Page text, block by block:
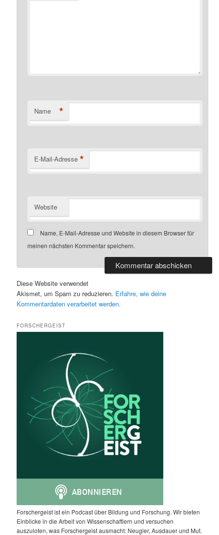
Name *
E-Mail-Adresse *
Website
Name, E-Mail-Adresse und Website in diesem Browser für
meinen nächsten Kommentar speichern.
Diese Website verwendet
Akismet, um Spam zu reduzieren. Erfahre, wie deine
Kommentardaten verarbeitet werden.
FORSCHERGEIST
Forschergeist ist ein Podcast über Bildung und Forschung. Wir bieten
Einblicke in die Arbeit von Wissenschaftlern und versuchen
auszuloten, was Forschergeist ausmacht: Neugier, Ausdauer und Mut.